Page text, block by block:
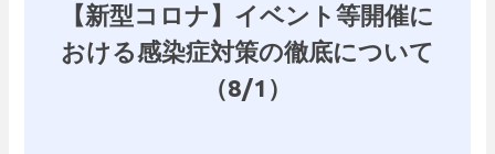
【新型コロナ】イベント等開催に
おける感染症対策の徹底について
（8/1）